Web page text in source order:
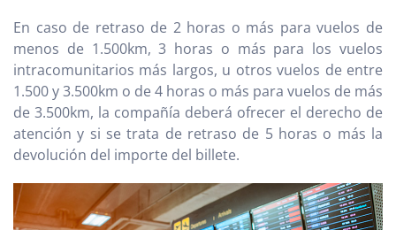
En caso de retraso de 2 horas o más para vuelos de
menos de 1.500km, 3 horas o más para los vuelos
intracomunitarios más largos, u otros vuelos de entre
1.500 y 3.500km o de 4 horas o más para vuelos de más
de 3.500km, la compañía deberá ofrecer el derecho de
atención y si se trata de retraso de 5 horas o más la
devolución del importe del billete.